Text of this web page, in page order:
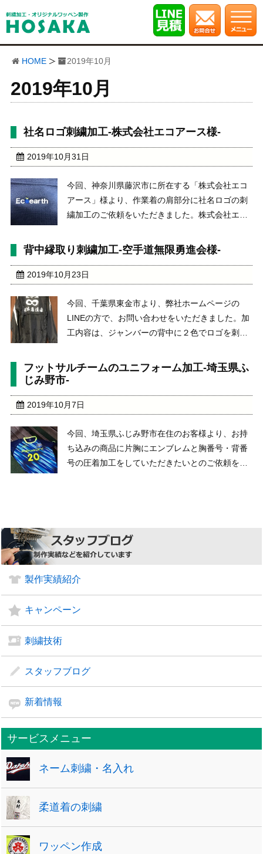
HOME 2019年10月
2019年10月
社名ロゴ刺繍加工-株式会社エコアース様-
2019年10月31日
今回、神奈川県藤沢市に所在する「株式会社エコ
アース」様より、作業着の肩部分に社名ロゴの刺
繍加工のご依頼をいただきました。株式会社エコ
auc.com/index.htmlhttps://zz106.secure.ne.jp/
背中縁取り刺繍加工-空手道無限勇進会様-
2019年10月23日
今回、千葉県東金市より、弊社ホームページの
LINEの方で、お問い合わせをいただきました。加
工内容は、ジャンバーの背中に２色でロゴを刺繍
でプリントのデザインをいただき、それをもと
フットサルチームのユニフォーム加工-埼玉県ふ
じみ野市-
2019年10月7日
今回、埼玉県ふじみ野市在住のお客様より、お持
ち込みの商品に片胸にエンブレムと胸番号・背番
号の圧着加工をしていただきたいとのご依頼をい
製作実績紹介
キャンペーン
刺繍技術
スタッフブログ
新着情報
サービスメニュー
ネーム刺繍・名入れ
柔道着の刺繍
ワッペン作成